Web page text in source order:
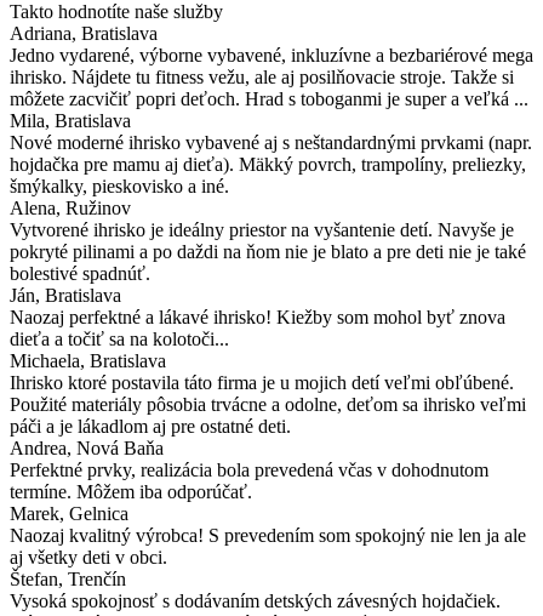
Takto hodnotíte naše služby
Adriana, Bratislava
Jedno vydarené, výborne vybavené, inkluzívne a bezbariérové mega
ihrisko. Nájdete tu fitness vežu, ale aj posilňovacie stroje. Takže si
môžete zacvičiť popri deťoch. Hrad s toboganmi je super a veľká ...
Mila, Bratislava
Nové moderné ihrisko vybavené aj s neštandardnými prvkami (napr.
hojdačka pre mamu aj dieťa). Mäkký povrch, trampolíny, preliezky,
šmýkalky, pieskovisko a iné.
Alena, Ružinov
Vytvorené ihrisko je ideálny priestor na vyšantenie detí. Navyše je
pokryté pilinami a po daždi na ňom nie je blato a pre deti nie je také
bolestivé spadnúť.
Ján, Bratislava
Naozaj perfektné a lákavé ihrisko! Kiežby som mohol byť znova
dieťa a točiť sa na kolotoči...
Michaela, Bratislava
Ihrisko ktoré postavila táto firma je u mojich detí veľmi obľúbené.
Použité materiály pôsobia trvácne a odolne, deťom sa ihrisko veľmi
páči a je lákadlom aj pre ostatné deti.
Andrea, Nová Baňa
Perfektné prvky, realizácia bola prevedená včas v dohodnutom
termíne. Môžem iba odporúčať.
Marek, Gelnica
Naozaj kvalitný výrobca! S prevedením som spokojný nie len ja ale
aj všetky deti v obci.
Štefan, Trenčín
Vysoká spokojnosť s dodávaním detských závesných hojdačiek.